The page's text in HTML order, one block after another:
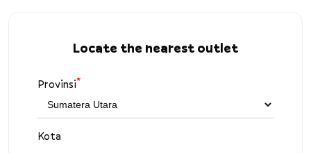
Locate the nearest outlet
Provinsi*
Kota